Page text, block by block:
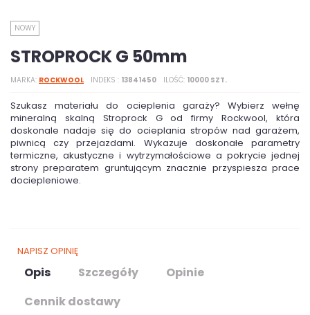
NOWY
STROPROCK G 50mm
MARKA ROCKWOOL INDEKS 13841450 ILOŚĆ 10000 SZT.
Szukasz materiału do ocieplenia garaży? Wybierz wełnę
mineralną skalną Stroprock G od firmy Rockwool, która
doskonale nadaje się do ocieplania stropów nad garażem,
piwnicą czy przejazdami. Wykazuje doskonałe parametry
termiczne, akustyczne i wytrzymałościowe a pokrycie jednej
strony preparatem gruntującym znacznie przyspiesza prace
dociepleniowe.
NAPISZ OPINIĘ
Opis Szczegóły
Opinie
Cennik dostawy